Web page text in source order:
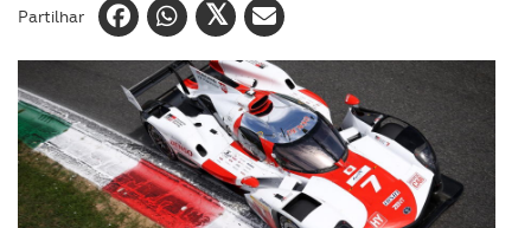
Partilhar